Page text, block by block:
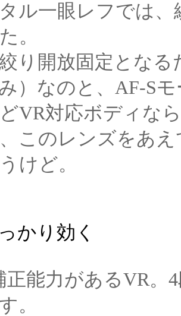
ル一眼レフでは
。
り開放固定とな
）なのと、AF-S
VR対応ボディな
このレンズをあ
けど。
かり効く
正能力があるVR。
。